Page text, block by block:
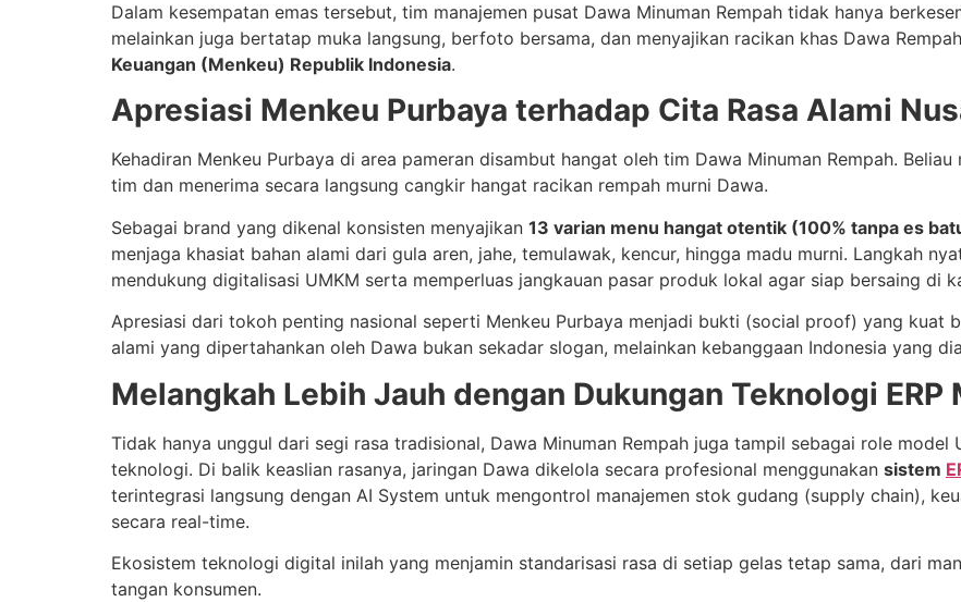
Dalam kesempatan emas tersebut, tim manajemen pusat Dawa Minuman Rempah tidak hanya
melainkan juga bertatap muka langsung, berfoto bersama, dan menyajikan racikan khas Dawa
Keuangan (Menkeu) Republik Indonesia.
Apresiasi Menkeu Purbaya terhadap Cita Rasa Alami
Kehadiran Menkeu Purbaya di area pameran disambut hangat oleh tim Dawa Minuman Rempah.
tim dan menerima secara langsung cangkir hangat racikan rempah murni Dawa.
Sebagai brand yang dikenal konsisten menyajikan 13 varian menu hangat otentik (100% tanpa es
menjaga khasiat bahan alami dari gula aren, jahe, temulawak, kencur, hingga madu murni. Langkah
mendukung digitalisasi UMKM serta memperluas jangkauan pasar produk lokal agar siap bersaing di
Apresiasi dari tokoh penting nasional seperti Menkeu Purbaya menjadi bukti (social proof) yang kuat
alami yang dipertahankan oleh Dawa bukan sekadar slogan, melainkan kebanggaan Indonesia yang
Melangkah Lebih Jauh dengan Dukungan Teknologi ERP
Tidak hanya unggul dari segi rasa tradisional, Dawa Minuman Rempah juga tampil sebagai role
teknologi. Di balik keaslian rasanya, jaringan Dawa dikelola secara profesional menggunakan sistem
terintegrasi langsung dengan AI System untuk mengontrol manajemen stok gudang (supply chain),
secara real-time.
Ekosistem teknologi digital inilah yang menjamin standarisasi rasa di setiap gelas tetap sama, dari
tangan konsumen.